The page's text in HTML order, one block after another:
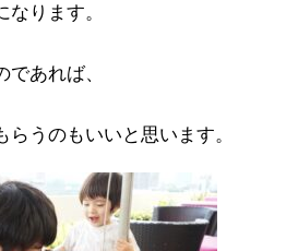
ります。
あれば、
うのもいいと思います。